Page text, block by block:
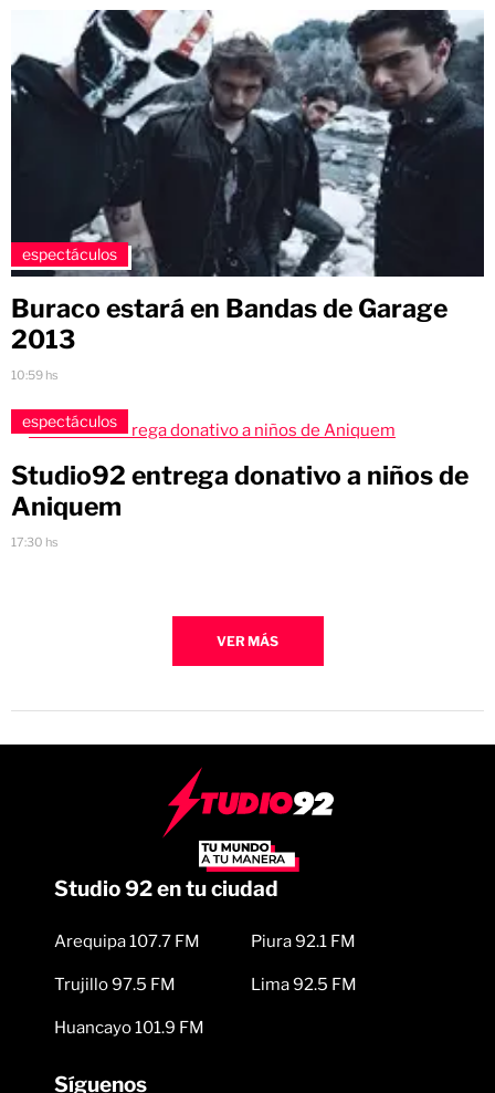
espectáculos
Buraco estará en Bandas de Garage
2013
10:59 hs
espectáculos
Studio92 entrega donativo a niños de
Aniquem
17:30 hs
VER MÁS
Studio 92 en tu ciudad
Arequipa 107.7 FM
Trujillo 97.5 FM
Huancayo 101.9 FM
Piura 92.1 FM
Lima 92.5 FM
Síguenos